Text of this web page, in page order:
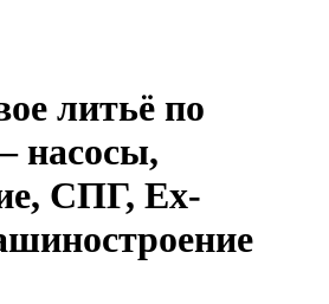
литьё по
насосы,
СПГ, Ex-